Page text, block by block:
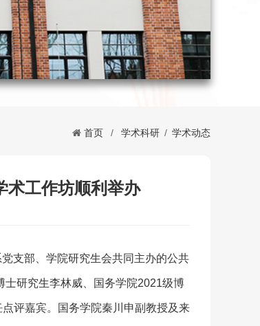
首页 / 学术科研 / 学术动态
术工作坊顺利举办
支部、学院研究生会共同主办的公共
研究生李林威、国务学院2021级博
评嘉宾。国务学院秦川申副教授及来